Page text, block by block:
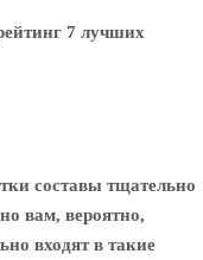
составы тщательно
вам, вероятно,
входят в такие